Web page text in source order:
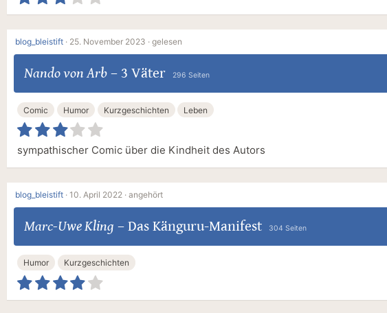
blog_bleistift · 25. November 2023 · gelesen
Nando von Arb– 3 Väter 296 Seiten
Comic Humor Kurzgeschichten Leben
sympathischer Comic über die Kindheit des Autors
blog_bleistift · 10. April 2022 · angehört
Marc-Uwe Kling – Das Känguru-Manifest 304 Seiten
Humor Kurzgeschichten